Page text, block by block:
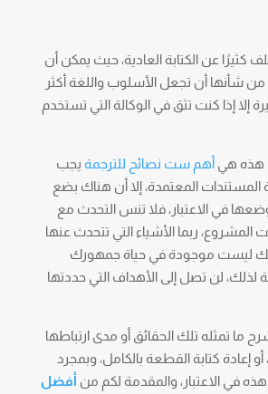
كثيرًا عن الكتابة العادية، حيث يمكن أن
شأنها أن تجعل الأسلوب واللغة أكثر
إلا إذا كنت تثق في الوكالة التي تستخدم
هذه هي أهم ست نصائح للترجمةيجب
المعتمدة، إلا أن هناك بضع
في الاعتبار، فلا تنس التحدث مع
ربما الأشياء التي تتحدث عنها
ليست موجودة في حياة جمهورك
لذلك، لن تصل إلى الأهداف التي حددتها
ما تمثله تلك الحقائق أو مدى ارتباطها
أو إعادة كتابة القطعة بالكامل، وبمجرد
هذه في الاعتبار، والمقدمة لكم من أفضل